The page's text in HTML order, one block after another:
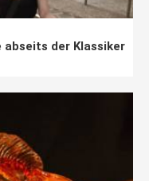
abseits der Klassiker